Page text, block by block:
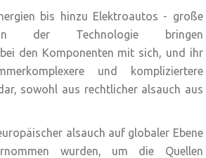
bis hinzu Elektroautos - große
in der Technologie bringen
den Komponenten mit sich, und ihr
und kompliziertere
sowohl aus rechtlicher alsauch aus
alsauch auf globaler Ebene
wurden, um die Quellen